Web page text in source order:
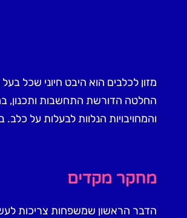
מזון לכלבים הוא היבט חיוני שכל
החלטה הדורשת התחשבות ותכנון,
והמחויבויות הנלוות לבעלות על
מחקר מקדים
הדבר הראשון שמשפחות צריכות